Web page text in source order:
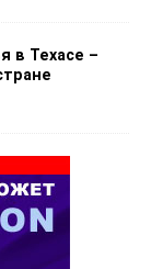
в Техасе –